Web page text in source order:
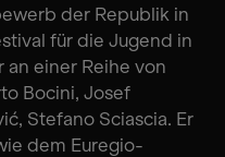
der Republik in
für die Jugend in
an einer Reihe von
Bocini, Josef
Stefano Sciascia. Er
dem Euregio-